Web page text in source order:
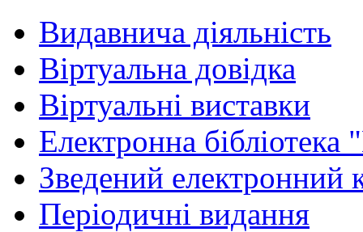
Видавнича діяльність
Віртуальна довідка
Віртуальні виставки
Електронна
Зведений електронний
Періодичні видання